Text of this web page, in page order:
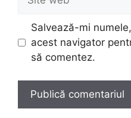
web
Salvează-mi
acest navigator
să comentez.